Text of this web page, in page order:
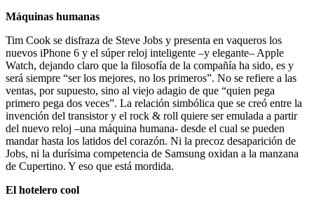
Máquinas humanas
Tim Cook se disfraza de Steve Jobs y presenta en vaqueros los
nuevos iPhone 6 y el súper reloj inteligente –y elegante– Apple
Watch, dejando claro que la filosofía de la compañía ha sido, es y
será siempre “ser los mejores, no los primeros”. No se refiere a las
ventas, por supuesto, sino al viejo adagio de que “quien pega
primero pega dos veces”. La relación simbólica que se creó entre la
invención del transistor y el rock & roll quiere ser emulada a partir
del nuevo reloj –una máquina humana- desde el cual se pueden
mandar hasta los latidos del corazón. Ni la precoz desaparición de
Jobs, ni la durísima competencia de Samsung oxidan a la manzana
de Cupertino. Y eso que está mordida.
El hotelero cool